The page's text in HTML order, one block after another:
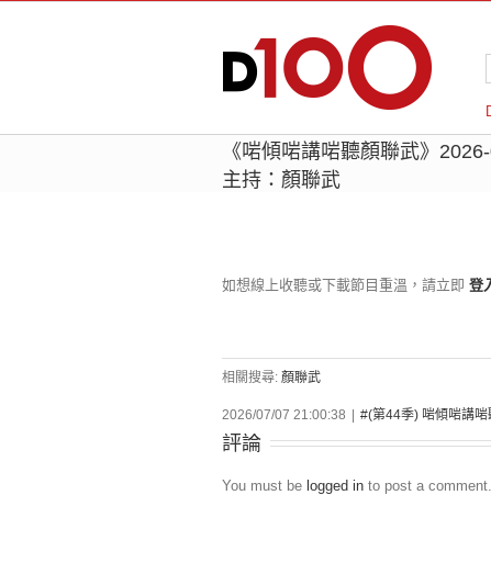
《啱傾啱講啱聽顏聯武》
主持：顏聯武
如想線上收聽或下載節目重溫，請立即 登
相關搜尋: 顏聯武
2026/07/07 21:00:38 #(第44季) 啱傾啱講啱
評論
You must be logged in to post a comment.